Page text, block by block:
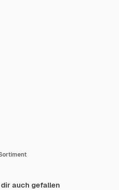
auch gefallen